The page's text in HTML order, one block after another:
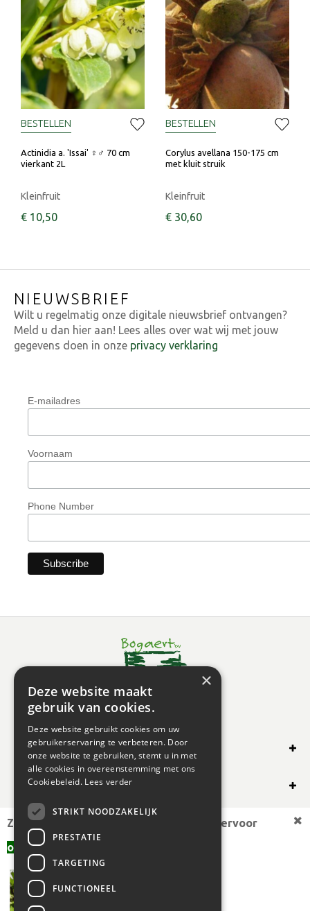
Actinidia a. 'Issai' ♀♂ 70 cm
vierkant 2L
Kleinfruit
€ 10,50
BESTELLEN
Corylus avellana 150-175 cm
met kluit struik
Kleinfruit
€ 30,60
BESTELLEN
NIEUWSBRIEF
Wilt u regelmatig onze digitale nieuwsbrief ontvangen?
Meld u dan hier aan! Lees alles over wat wij met jouw
gegevens doen in onze privacy verklaring
E-mailadres
Voornaam
Phone Number
SHOP ONLINE
OVERIG
OPENINGSUREN
Zoekt u een andere plantmaat,
bekijk hiervoor
offerte aanvragen
×
Deze website maakt
gebruik van cookies.
Deze website gebruikt cookies om uw
gebruikerservaring te verbeteren. Door
onze website te gebruiken, stemt u in met
alle cookies in overeenstemming met ons
Cookiebeleid. Lees verder
STRIKT NOODZAKELIJK
PRESTATIE
TARGETING
FUNCTIONEEL